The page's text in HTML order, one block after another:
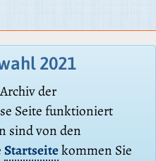
2021
der
Seite funktioniert
sind von den
Startseitekommen Sie